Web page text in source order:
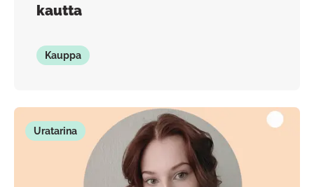
kautta
Kauppa
Uratarina